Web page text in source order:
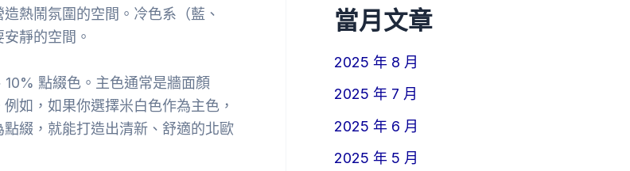
熱鬧氛圍的空間。冷色系（藍、
靜的空間。
點綴色。主色通常是牆面顏
如，如果你選擇米白色作為主色，
綴，就能打造出清新、舒適的北歐
當月文章
2025 年 8 月
2025 年 7 月
2025 年 6 月
2025 年 5 月